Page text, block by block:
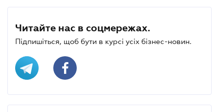
Читайте нас в соцмережах.
Підпишіться, щоб бути в курсі усіх бізнес-новин.